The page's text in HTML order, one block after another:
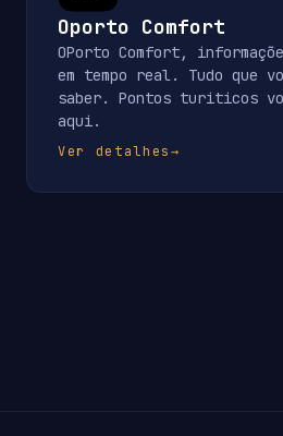
Oporto Comfort
OPorto Comfort,
em tempo real. Tudo que
saber. Pontos turiticos
aqui.
Ver detalhes→